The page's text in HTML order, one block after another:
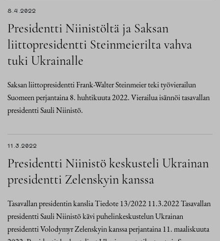
8.4.2022
Presidentti Niinistöltä ja Saksan
liittopresidentti Steinmeierilta vahva
tuki Ukrainalle
Saksan liittopresidentti Frank-Walter Steinmeier teki työvierailun
Suomeen perjantaina 8. huhtikuuta 2022. Vierailua isännöi tasavallan
presidentti Sauli Niinistö.
11.3.2022
Presidentti Niinistö keskusteli Ukrainan
presidentti Zelenskyin kanssa
Tasavallan presidentin kanslia Tiedote 13/2022 11.3.2022 Tasavallan
presidentti Sauli Niinistö kävi puhelinkeskustelun Ukrainan
presidentti Volodymyr Zelenskyin kanssa perjantaina 11. maaliskuuta